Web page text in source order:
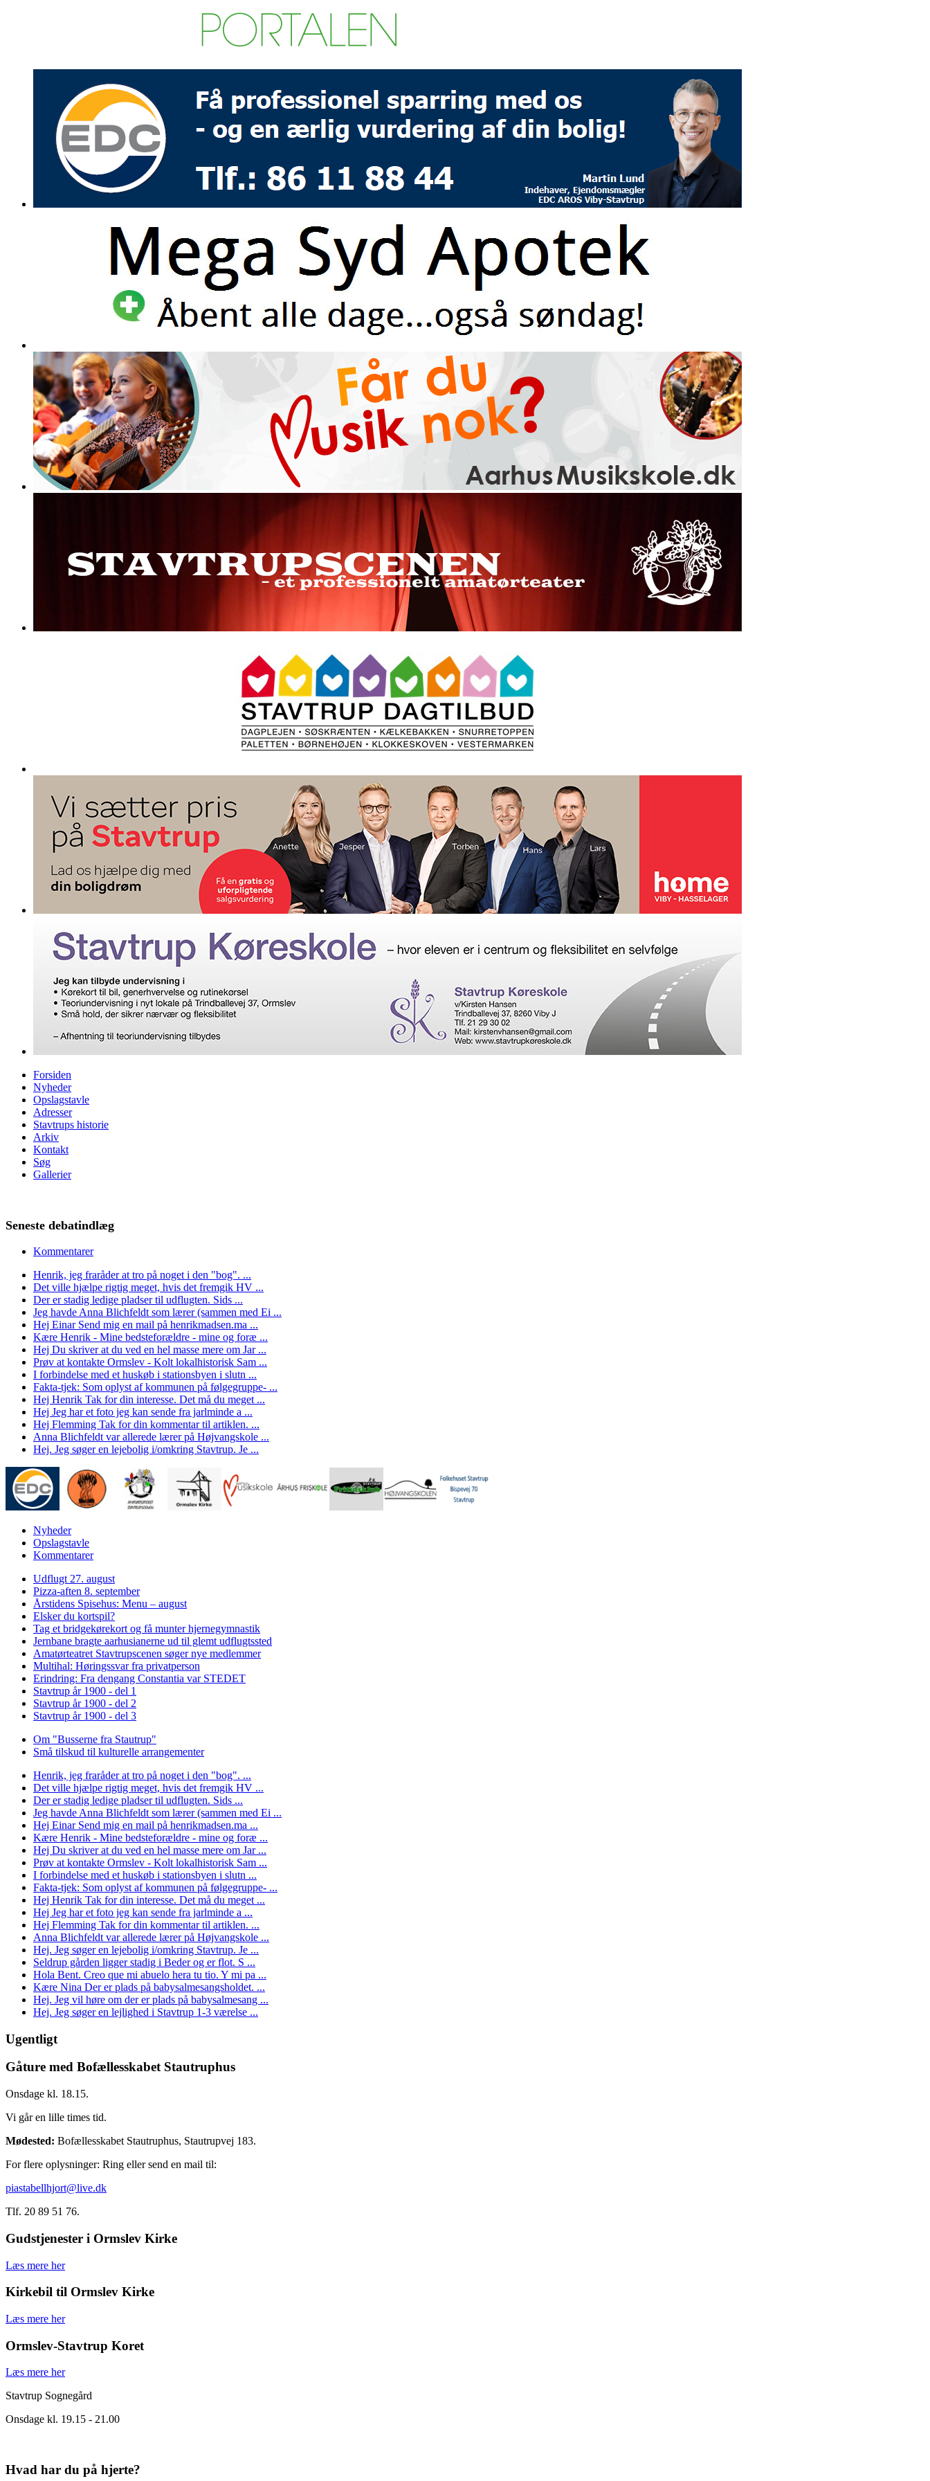
Forsiden
Nyheder
Opslagstavle
Adresser
Stavtrups historie
Arkiv
Kontakt
Søg
Gallerier
Seneste debatindlæg
Kommentarer
Henrik, jeg fraråder at tro på noget i den "bog". ...
Det ville hjælpe rigtig meget, hvis det fremgik HV ...
Der er stadig ledige pladser til udflugten. Sids ...
Jeg havde Anna Blichfeldt som lærer (sammen med Ei ...
Hej Einar Send mig en mail på henrikmadsen.ma ...
Kære Henrik - Mine bedsteforældre - mine og foræ ...
Hej Du skriver at du ved en hel masse mere om Jar ...
Prøv at kontakte Ormslev - Kolt lokalhistorisk Sam ...
I forbindelse med et huskøb i stationsbyen i slutn ...
Fakta-tjek: Som oplyst af kommunen på følgegruppe- ...
Hej Henrik Tak for din interesse. Det må du meget ...
Hej Jeg har et foto jeg kan sende fra jarlminde a ...
Hej Flemming Tak for din kommentar til artiklen. ...
Anna Blichfeldt var allerede lærer på Højvangskole ...
Hej. Jeg søger en lejebolig i/omkring Stavtrup. Je ...
Nyheder
Opslagstavle
Kommentarer
Udflugt 27. august
Pizza-aften 8. september
Årstidens Spisehus: Menu – august
Elsker du kortspil?
Tag et bridgekørekort og få munter hjernegymnastik
Jernbane bragte aarhusianerne ud til glemt udflugtssted
Amatørteatret Stavtrupscenen søger nye medlemmer
Multihal: Høringssvar fra privatperson
Erindring: Fra dengang Constantia var STEDET
Stavtrup år 1900 - del 1
Stavtrup år 1900 - del 2
Stavtrup år 1900 - del 3
Om "Busserne fra Stautrup"
Små tilskud til kulturelle arrangementer
Henrik, jeg fraråder at tro på noget i den "bog". ...
Det ville hjælpe rigtig meget, hvis det fremgik HV ...
Der er stadig ledige pladser til udflugten. Sids ...
Jeg havde Anna Blichfeldt som lærer (sammen med Ei ...
Hej Einar Send mig en mail på henrikmadsen.ma ...
Kære Henrik - Mine bedsteforældre - mine og foræ ...
Hej Du skriver at du ved en hel masse mere om Jar ...
Prøv at kontakte Ormslev - Kolt lokalhistorisk Sam ...
I forbindelse med et huskøb i stationsbyen i slutn ...
Fakta-tjek: Som oplyst af kommunen på følgegruppe- ...
Hej Henrik Tak for din interesse. Det må du meget ...
Hej Jeg har et foto jeg kan sende fra jarlminde a ...
Hej Flemming Tak for din kommentar til artiklen. ...
Anna Blichfeldt var allerede lærer på Højvangskole ...
Hej. Jeg søger en lejebolig i/omkring Stavtrup. Je ...
Seldrup gården ligger stadig i Beder og er flot. S ...
Hola Bent. Creo que mi abuelo hera tu tio. Y mi pa ...
Kære Nina Der er plads på babysalmesangsholdet. ...
Hej. Jeg vil høre om der er plads på babysalmesang ...
Hej. Jeg søger en lejlighed i Stavtrup 1-3 værelse ...
Ugentligt
Gåture med Bofællesskabet Stautruphus
Onsdage kl. 18.15.
Vi går en lille times tid.
Mødested: Bofællesskabet Stautruphus, Stautrupvej 183.
For flere oplysninger: Ring eller send en mail til:
piastabellhjort@live.dk
Tlf. 20 89 51 76.
Gudstjenester i Ormslev Kirke
Læs mere her
Kirkebil til Ormslev Kirke
Læs mere her
Ormslev-Stavtrup Koret
Læs mere her
Stavtrup Sognegård
Onsdage kl. 19.15 - 21.00
Hvad har du på hjerte?